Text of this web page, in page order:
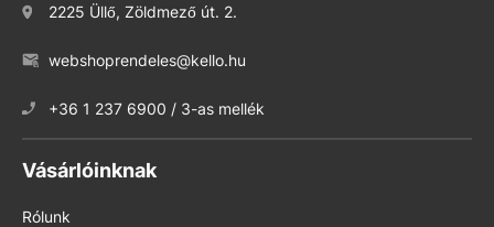
2225 Üllő, Zöldmező út. 2.
webshoprendeles@kello.hu
+36 1 237 6900 / 3-as mellék
Vásárlóinknak
Rólunk